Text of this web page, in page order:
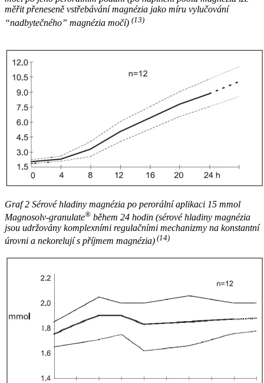
měřit přeneseně vstřebávání magnézia jako míru vylučování
“nadbytečného” magnézia močí) (13)
Graf 2 Sérové hladiny magnézia po perorální aplikaci 15 mmol
Magnosolv-granulate® během 24 hodin (sérové hladiny magnézia
jsou udržovány komplexními regulačními mechanizmy na konstantní
úrovni a nekorelují s příjmem magnézia) (14)